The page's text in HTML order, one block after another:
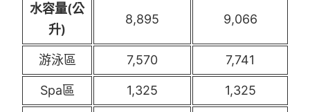
水容量(公
升)
8,895 9,066
游泳區 7,570 7,741
Spa區 1,325 1,325